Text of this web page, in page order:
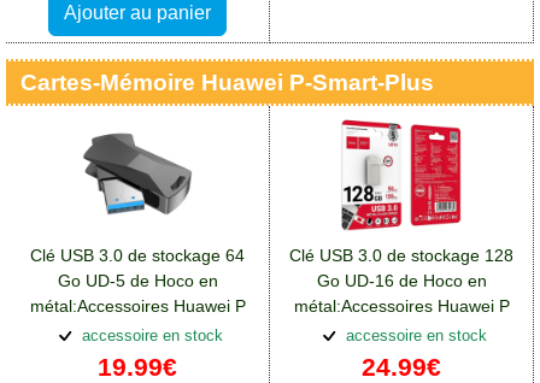
Ajouter au panier
Cartes-Mémoire Huawei P-Smart-Plus
Clé USB 3.0 de stockage 64
Go UD-5 de Hoco en
métal:Accessoires Huawei P
Smart Plus
accessoire en stock
19.99€
Clé USB 3.0 de stockage 128
Go UD-16 de Hoco en
métal:Accessoires Huawei P
Smart Plus
accessoire en stock
24.99€